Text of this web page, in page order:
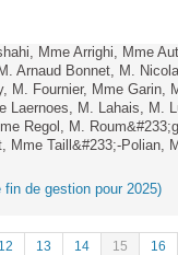
Mme Arrighi, Mme
Arnaud Bonnet, M.
M. Fournier, Mme Garin,
Laernoes, M. Lahais, M.
Regol, M.
Mme Taill&#233;-Polian,
de gestion pour 2025)
12 13 14 15
16